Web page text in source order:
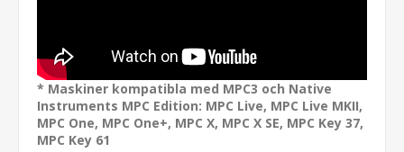
* Maskiner kompatibla med MPC3 och Native
Instruments MPC Edition: MPC Live, MPC Live MKII,
MPC One, MPC One+, MPC X, MPC X SE, MPC Key 37,
MPC Key 61